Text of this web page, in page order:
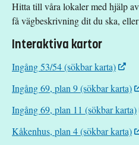
Hitta till våra lokaler med hjälp
få vägbeskrivning dit du ska,
Interaktiva kartor
Ingång 53/54 (sökbar karta)
Ingång 69, plan 9 (sökbar karta)
Ingång 69, plan 11 (sökbar karta)
Kåkenhus, plan 4 (sökbar karta)